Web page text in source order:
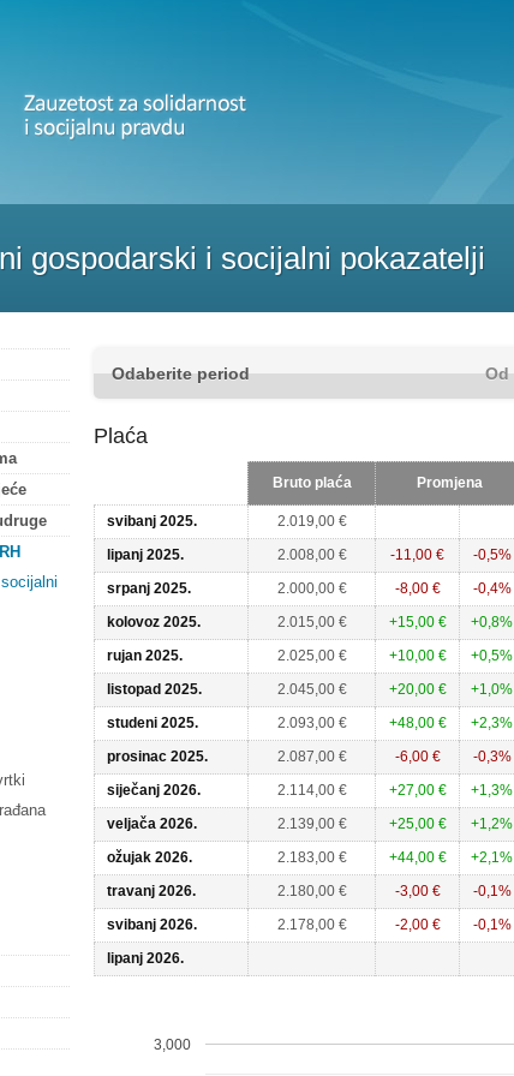
gospodarski i socijalni pokazatelji
Odaberite period Od
Plaća
Bruto plaća Promjena
svibanj 2025. 2.019,00 €
lipanj 2025.
2.008,00 € -11,00 € -0,5%
srpanj 2025.
2.000,00 € -8,00 € -0,4%
kolovoz 2025.
2.015,00 € +15,00 € +0,8%
rujan 2025.
2.025,00 € +10,00 € +0,5%
listopad 2025.
2.045,00 € +20,00 € +1,0%
studeni 2025.
2.093,00 € +48,00 € +2,3%
prosinac 2025.
2.087,00 € -6,00 € -0,3%
siječanj 2026.
2.114,00 € +27,00 € +1,3%
veljača 2026.
2.139,00 € +25,00 € +1,2%
ožujak 2026.
2.183,00 € +44,00 € +2,1%
travanj 2026.
2.180,00 € -3,00 € -0,1%
svibanj 2026.
2.178,00 € -2,00 € -0,1%
lipanj 2026.
3,000